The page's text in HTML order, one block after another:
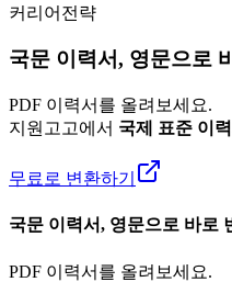
커리어전략
국문 이력서, 영문으로
PDF 이력서를 올려보세요.
지원고고에서 국제 표준 이
무료로 변환하기
국문 이력서, 영문으로 바로
PDF 이력서를 올려보세요.